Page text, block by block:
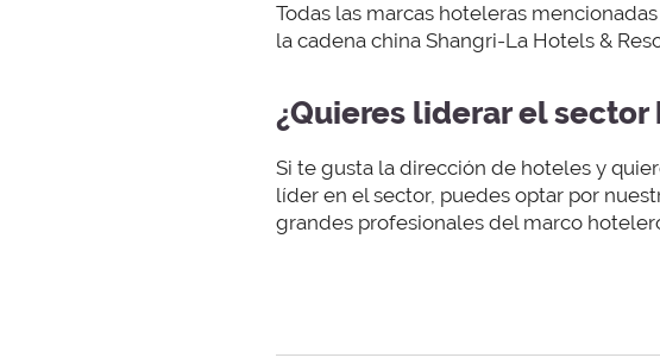
Todas las marcas hoteleras
la cadena china Shangri-La Hotels &
¿Quieres liderar el sector
Si te gusta la dirección de hoteles y
líder en el sector, puedes optar por
grandes profesionales del marco